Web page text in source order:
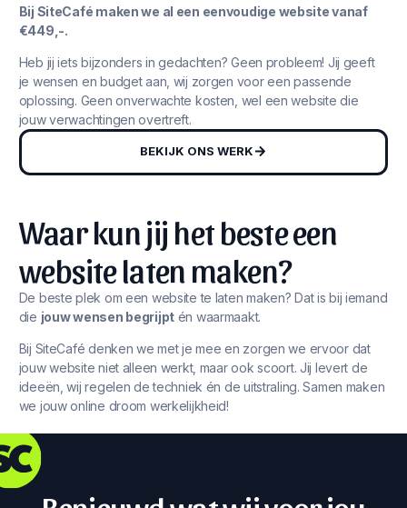
Bij SiteCafé maken we al een eenvoudige website vanaf
€449,-.
Heb jij iets bijzonders in gedachten? Geen probleem! Jij geeft
je wensen en budget aan, wij zorgen voor een passende
oplossing. Geen onverwachte kosten, wel een website die
jouw verwachtingen overtreft.
BEKIJK ONS WERK
Waar kun jij het beste een
website laten maken?
De beste plek om een website te laten maken? Dat is bij iemand
die jouw wensen begrijpt én waarmaakt.
Bij SiteCafé denken we met je mee en zorgen we ervoor dat
jouw website niet alleen werkt, maar ook scoort. Jij levert de
ideeën, wij regelen de techniek én de uitstraling. Samen maken
we jouw online droom werkelijkheid!